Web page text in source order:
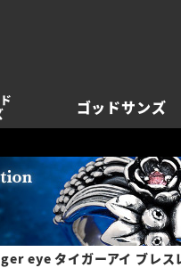
ゴッドサンズ
eye タイガーアイ ブレス